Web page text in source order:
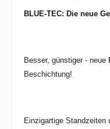
BLUE-TEC: Die neue
Besser, günstiger -
Beschichtung!
Einzigartige Standzeiten